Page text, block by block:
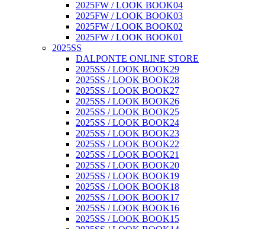
2025FW / LOOK BOOK04
2025FW / LOOK BOOK03
2025FW / LOOK BOOK02
2025FW / LOOK BOOK01
2025SS
DALPONTE ONLINE STORE
2025SS / LOOK BOOK29
2025SS / LOOK BOOK28
2025SS / LOOK BOOK27
2025SS / LOOK BOOK26
2025SS / LOOK BOOK25
2025SS / LOOK BOOK24
2025SS / LOOK BOOK23
2025SS / LOOK BOOK22
2025SS / LOOK BOOK21
2025SS / LOOK BOOK20
2025SS / LOOK BOOK19
2025SS / LOOK BOOK18
2025SS / LOOK BOOK17
2025SS / LOOK BOOK16
2025SS / LOOK BOOK15